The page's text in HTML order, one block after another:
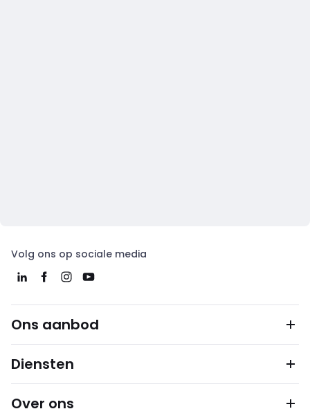
Volg ons op sociale media
Ons aanbod
Diensten
Over ons